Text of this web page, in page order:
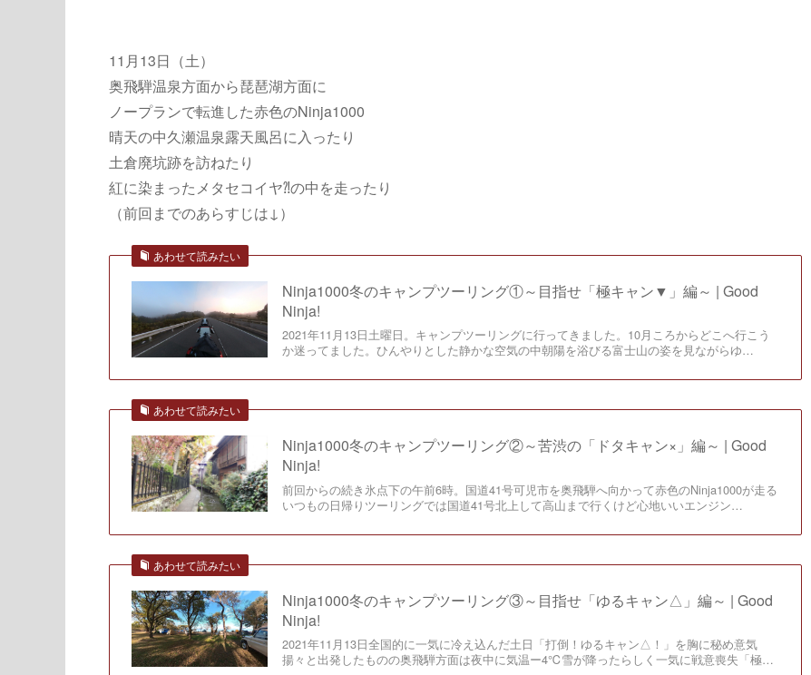
11月13日（土）
奥飛騨温泉方面から琵琶湖方面に
ノープランで転進した赤色のNinja1000
晴天の中久瀬温泉露天風呂に入ったり
土倉廃坑跡を訪ねたり
紅に染まったメタセコイヤ⁈の中を走ったり
（前回までのあらすじは↓）
あわせて読みたい
Ninja1000冬のキャンプツーリング①～目指せ「極キャン▼」編～ | Good
Ninja!
2021年11月13日土曜日。キャンプツーリングに行ってきました。10月ころからどこへ行こう
か迷ってました。ひんやりとした静かな空気の中朝陽を浴びる富士山の姿を見ながらゆ…
あわせて読みたい
Ninja1000冬のキャンプツーリング②～苦渋の「ドタキャン×」編～ | Good
Ninja!
前回からの続き氷点下の午前6時。国道41号可児市を奥飛騨へ向かって赤色のNinja1000が走る
いつもの日帰りツーリングでは国道41号北上して高山まで行くけど心地いいエンジン…
あわせて読みたい
Ninja1000冬のキャンプツーリング③～目指せ「ゆるキャン△」編～ | Good
Ninja!
2021年11月13日全国的に一気に冷え込んだ土日「打倒！ゆるキャン△！」を胸に秘め意気
揚々と出発したものの奥飛騨方面は夜中に気温ー4℃雪が降ったらしく一気に戦意喪失「極…